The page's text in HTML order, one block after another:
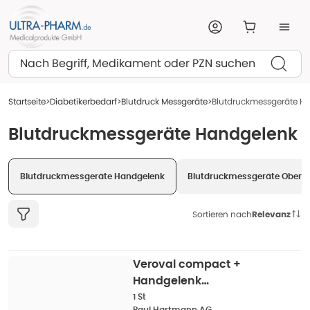
Suchen
Startseite Diabetikerbedarf Blutdruck Messgeräte Blutdruckmessgeräte
Blutdruckmessgeräte Handgelenk
Blutdruckmessgeräte Handgelenk Blutdruckmessgeräte
Sortieren nachRelevanz
Veroval compact +
Handgelenk
Blutdruckmessgerät
1 St